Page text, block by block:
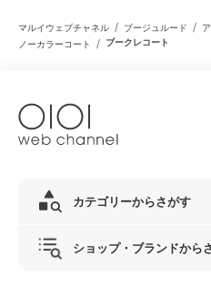
マルイウェブチャネル / ブージュルード /
ノーカラーコート / ブークレコート
カテゴリーからさがす
ショップ・ブランドから